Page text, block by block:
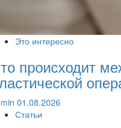
Это интересно
происходит
01.08.2026
Статьи